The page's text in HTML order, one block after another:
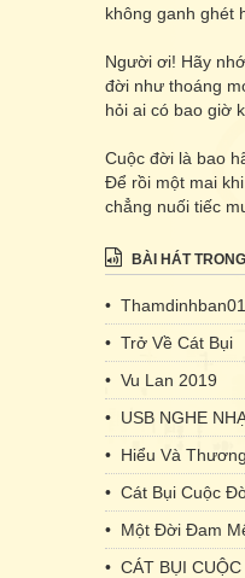
không ganh ghét
Người ơi! Hãy
đời như thoáng
hỏi ai có bao giờ
Cuộc đời là bao
Để rồi một mai
chẳng nuối tiếc
BÀI HÁT
• Thamdinhban01
• Trở Về Cát Bụi
• Vu Lan 2019
• USB NGHE
• Hiểu Và Thương
• Cát Bụi Cuộc
• Một Đời Đam
• CÁT BỤI